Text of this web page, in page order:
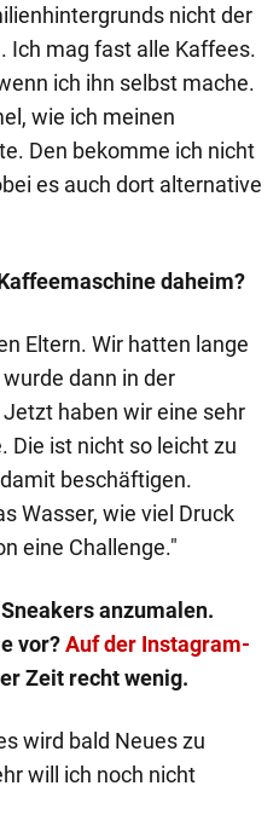
nicht der
Ich mag fast alle Kaffees.
ich ihn selbst mache.
wie ich meinen
Den bekomme ich nicht
es auch dort alternative
daheim?
Eltern. Wir hatten lange
dann in der
haben wir eine sehr
Die ist nicht so leicht zu
beschäftigen.
Wasser, wie viel Druck
eine Challenge."
anzumalen.
vor?Auf der Instagram-
Zeit recht wenig.
wird bald Neues zu
will ich noch nicht